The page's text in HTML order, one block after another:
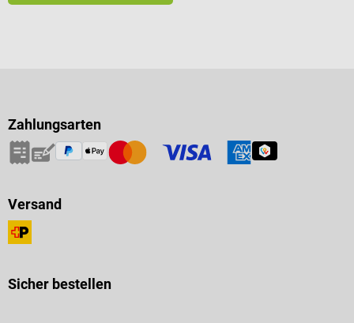
Zahlungsarten
Versand
Sicher bestellen